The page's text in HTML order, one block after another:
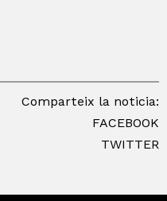
Comparteix la noticia:
FACEBOOK
TWITTER